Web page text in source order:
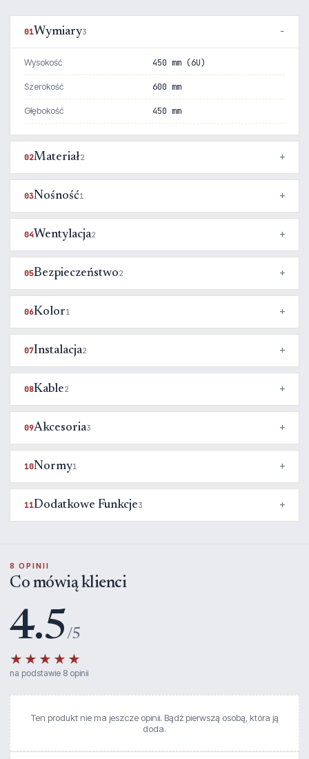
01Wymiary3
Wysokość 450 mm (6U)
Szerokość 600 mm
Głębokość 450 mm
02Materiał2
03Nośność1
04Wentylacja2
05Bezpieczeństwo2
06Kolor1
07Instalacja2
08Kable2
09Akcesoria3
10Normy1
11Dodatkowe Funkcje3
8 OPINII
Co mówią klienci
4.5/5
★★★★★
na podstawie 8 opinii
Ten produkt nie ma jeszcze opinii. Bądź pierwszą osobą, która ją
doda.